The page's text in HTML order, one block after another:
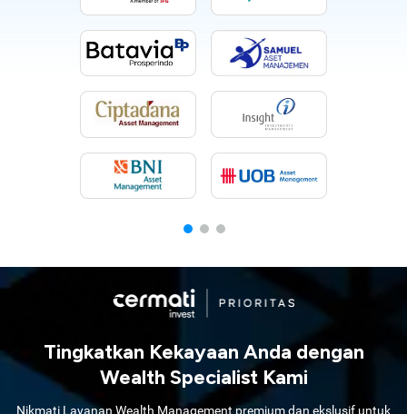
Tingkatkan Kekayaan Anda dengan
Wealth Specialist Kami
Nikmati Layanan Wealth Management premium dan ekslusif untuk